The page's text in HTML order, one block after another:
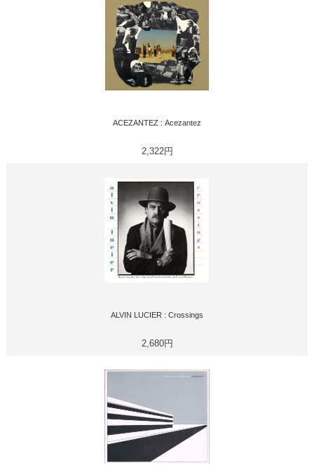
ACEZANTEZ : Acezantez
2,322円
ALVIN LUCIER : Crossings
2,680円